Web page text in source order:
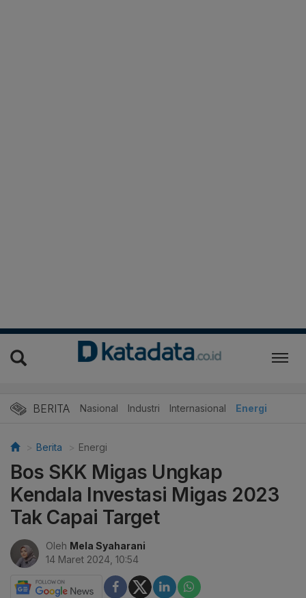
BERITA Nasional Industri Internasional Energi
Berita Energi
Bos SKK Migas Ungkap
Kendala Investasi Migas 2023
Tak Capai Target
Oleh Mela Syaharani
14 Maret 2024, 10:54